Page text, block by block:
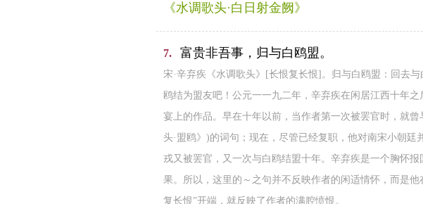
《水调歌头·白日射金阙》
7. 富贵非吾事，归与白鸥盟。
宋·辛弃疾《水调歌头》[长恨复长恨]。归与白鸥盟：回去
鸥结为盟友吧！公元一一九二年，辛弃疾在闲居江西十年
宴上的作品。早在十年以前，当作者第一次被罢官时，就
头·盟鸥》)的词句；现在，尽管已经复职，他对南宋小朝
戎又被罢官，又一次与白鸥结盟十年。辛弃疾是一个胸怀
果。所以，这里的～之句并不反映作者的闲适情怀，而是
复长恨”开端，就反映了作者的满腔愤恨。